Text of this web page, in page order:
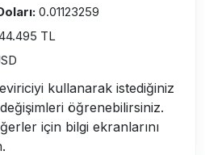
0.01123259
TL
kullanarak istediğiniz
öğrenebilirsiniz.
için bilgi ekranlarını